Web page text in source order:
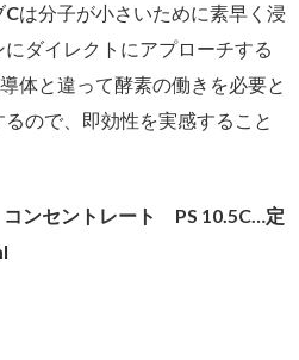
は分子が小さいために素早く浸
ダイレクトにアプローチする
体と違って酵素の働きを必要と
ので、即効性を実感すること
ンセントレート PS 10.5C…定